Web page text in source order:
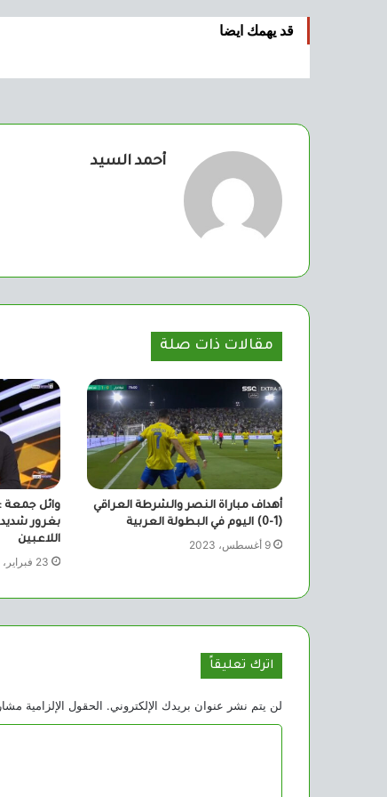
قد يهمك ايضا
أحمد السيد
مقالات ذات صلة
أهداف مباراة النصر والشرطة العراقي
(1-0) اليوم في البطولة العربية
9 أغسطس، 2023
وائل جمعة
بغرور
اللاعبين
23 فبراير، 2024
اترك تعليقاً
لن يتم نشر عنوان بريدك الإلكتروني. الحقول الإلزامية